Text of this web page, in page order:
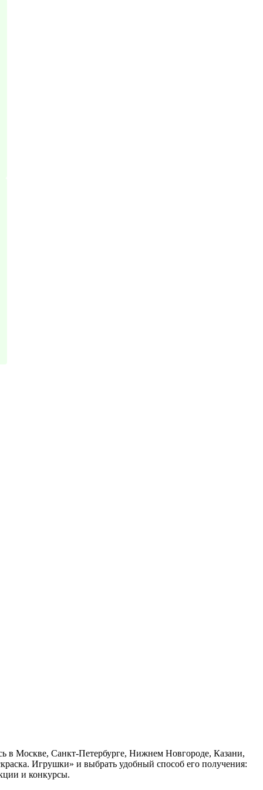
в Москве, Санкт-Петербурге, Нижнем Новгороде, Казани,
Игрушки» и выбрать удобный способ его получения:
и конкурсы.